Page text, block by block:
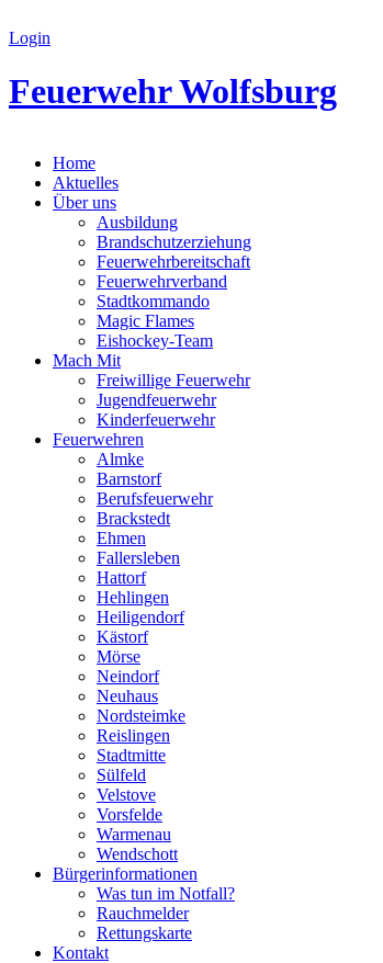
Login
Feuerwehr Wolfsburg
Home
Aktuelles
Über uns
Ausbildung
Brandschutzerziehung
Feuerwehrbereitschaft
Feuerwehrverband
Stadtkommando
Magic Flames
Eishockey-Team
Mach Mit
Freiwillige Feuerwehr
Jugendfeuerwehr
Kinderfeuerwehr
Feuerwehren
Almke
Barnstorf
Berufsfeuerwehr
Brackstedt
Ehmen
Fallersleben
Hattorf
Hehlingen
Heiligendorf
Kästorf
Mörse
Neindorf
Neuhaus
Nordsteimke
Reislingen
Stadtmitte
Sülfeld
Velstove
Vorsfelde
Warmenau
Wendschott
Bürgerinformationen
Was tun im Notfall?
Rauchmelder
Rettungskarte
Kontakt